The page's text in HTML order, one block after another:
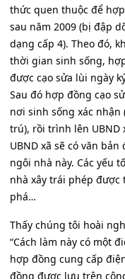
thức quen thuộc để
sau năm 2009 (bị đập
dạng cấp 4). Theo đó,
thời gian sinh sống,
được cạo sửa lùi ngày
Sau đó hợp đồng cạo
nơi sinh sống xác
trú), rồi trình lên UBND
UBND xã sẽ có văn
ngôi nhà này. Các yếu
nhà xây trái phép được
phá…
Thấy chúng tôi hoài
“Cách làm này có một
hợp đồng cung cấp
đồng được lưu trên